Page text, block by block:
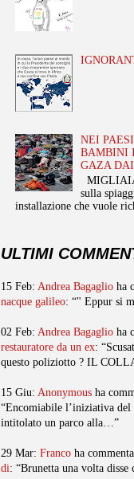
NEI
BAMBINI
GAZA
sulla
installazione che vuole
ULTIMI
15 Feb: Andrea Bagaglio ha
nacque galileo: “" Eppur si
02 Feb: Andrea Bagaglio ha
restauratore da un ex:
questo poliziotto ? IL
15 Giu: Anonymous ha
“Encomiabile l’iniziativa
intitolato un parco alla…”
29 Mar: Franco ha
di: “Brunetta una volta disse